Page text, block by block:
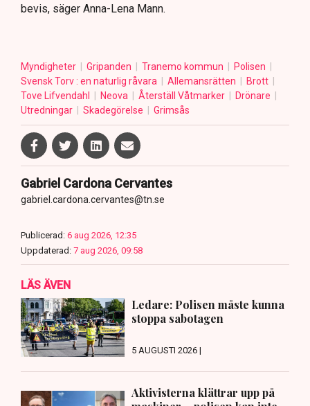
bevis, säger Anna-Lena Mann.
Myndigheter Gripanden Tranemo kommun
Polisen
Svensk Torv : en naturlig råvara
Allemansrätten
Brott
Tove Lifvendahl
Neova Återställ Våtmarker
Drönare
Utredningar
Skadegörelse Grimsås
Gabriel Cardona Cervantes
gabriel.cardona.cervantes@tn.se
Publicerad: 6 aug 2026, 12:35
Uppdaterad: 7 aug 2026, 09:58
LÄS ÄVEN
Ledare: Polisen måste kunna
stoppa sabotagen
5 AUGUSTI 2026 |
Aktivisterna klättrar upp på